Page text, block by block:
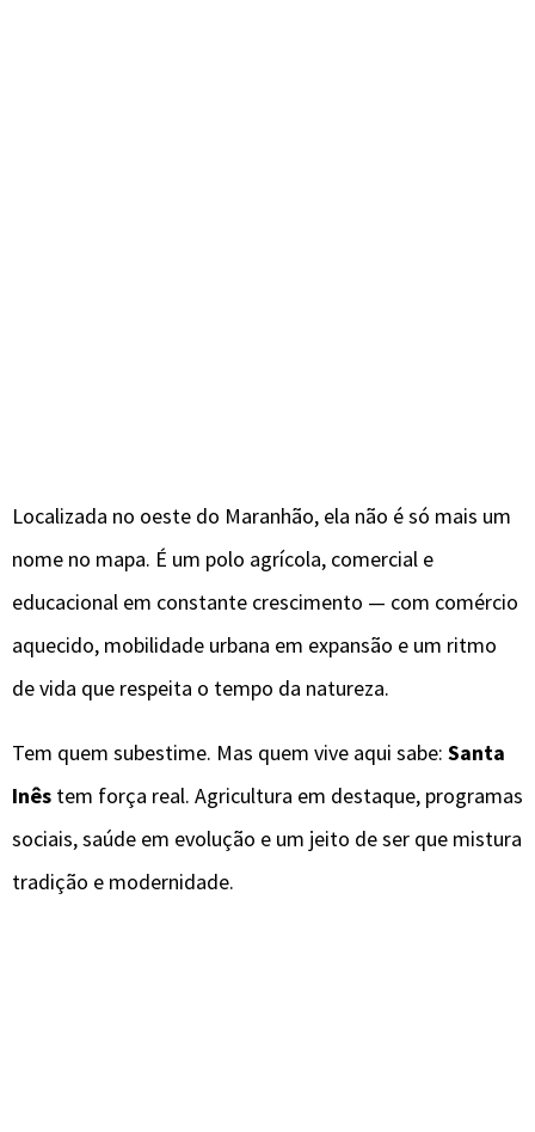
Localizada no oeste do Maranhão, ela não é só mais um
nome no mapa. É um polo agrícola, comercial e
educacional em constante crescimento — com comércio
aquecido, mobilidade urbana em expansão e um ritmo
de vida que respeita o tempo da natureza.
Tem quem subestime. Mas quem vive aqui sabe: Santa
Inês tem força real. Agricultura em destaque, programas
sociais, saúde em evolução e um jeito de ser que mistura
tradição e modernidade.